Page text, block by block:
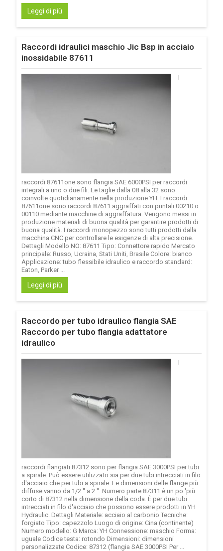
Leggi di più
Raccordi idraulici maschio Jic Bsp in acciaio
inossidabile 87611
I
raccordi 87611one sono flangia SAE 6000PSI per raccordi
integrali a uno o due fili. Le taglie dalla 08 alla 32 sono
coinvolte quotidianamente nella produzione YH. I raccordi
87611one sono raccordi 87611 aggraffati con puntali 00210 o
00110 mediante macchine di aggraffatura. Vengono messi in
produzione materiali di buona qualità per garantire prodotti di
buona qualità. I raccordi monopezzo sono tutti prodotti dalla
macchina CNC per controllare le esigenze di alta precisione.
Dettagli Modello NO: 87611 Tipo: Connettore rapido Mercato
principale: Russo, Ucraina, Stati Uniti, Brasile Colore: bianco
Applicazione: tubo flessibile idraulico e raccordo standard:
Eaton, Parker ...
Leggi di più
Raccordo per tubo idraulico flangia SAE
Raccordo per tubo flangia adattatore
idraulico
I
raccordi flangiati 87312 sono per flangia SAE 3000PSI per tubi
a spirale. Può essere utilizzato sia per due tubi intrecciati in filo
d'acciaio che per tubi a spirale. Le dimensioni delle flange più
diffuse vanno da 1/2 '' a 2 ''. Numero parte 87311 è un po 'più
corto di 87312 nella dimensione della coda. È per due tubi
intrecciati in filo d'acciaio che possono essere prodotti in YH
Hydraulic. Dettagli Materiale: acciaio al carbonio Tecniche:
forgiato Tipo: capezzolo Luogo di origine: Cina (continente)
Numero modello: G Marca: YH Connessione: maschio Forma:
uguale Codice testa: rotondo Dimensioni: dimensioni
personalizzate Codice: 87312 (flangia SAE 3000PSI Per ...